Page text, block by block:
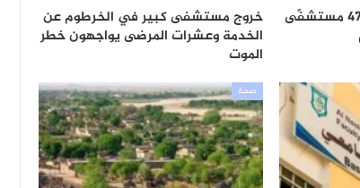
خطة عاجلة لإعادة تأهيل 47 مستشفًى
خروج مستشفى كبير في الخرطوم عن
الخدمة وعشرات المرضى يواجهون خطر
الموت
صحة